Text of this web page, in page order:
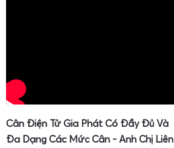
Cân Điện Tử Gia Phát Có Đầy Đủ Và
Đa Dạng Các Mức Cân - Anh Chị Liên